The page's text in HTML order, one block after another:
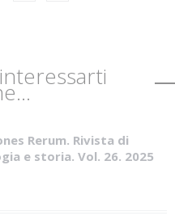
Rerum. Rivista di
e storia. Vol. 26. 2025